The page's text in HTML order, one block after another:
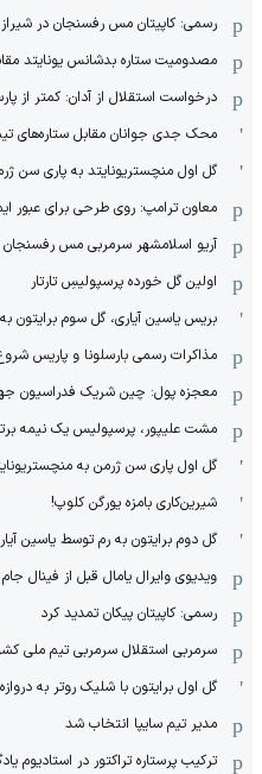
رسمی: کاپیتان مس رفسنجان در شیراز
مصدومیت ستاره بدشانس یونایتد
درخواست استقلال از آدان: کمتر از
محک جدی ‌جوانان مقابل ستاره‌های
گل اول منچستریونایتد به پاری سن
معاون ترامپ: روی طرحی برای عبور
آریو اسلامشهر سرمربی مس رفسنجان
اولین گل خورده پرسپولیسِ تارتار
بریس یاسین آیاری، گل سوم برایتون
مذاکرات رسمی بارسلونا و پاریس
معجزه پول: چین شریک فدراسیون
مشت علیپور، پرسپولیس یک نیمه
گل اول پاری سن ژرمن به
شیرین‌کاری بامزه یورگن کلوپ!
گل دوم برایتون به رم توسط یاسین
ویدیوی وایرال یامال قبل از فینال
رسمی: کاپیتان پیکان تمدید کرد
سرمربی استقلال سرمربی تیم ملی
گل اول برایتون با شلیک روتر به
مدیر تیم سایپا انتخاب شد
ترکیب پرستاره تراکتور در استادیوم